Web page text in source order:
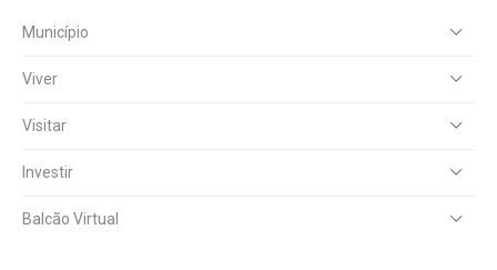
Município
Viver
Visitar
Investir
Balcão Virtual